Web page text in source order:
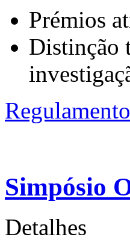
Prémios
Distinção
Regulamento
Simpósio
Detalhes